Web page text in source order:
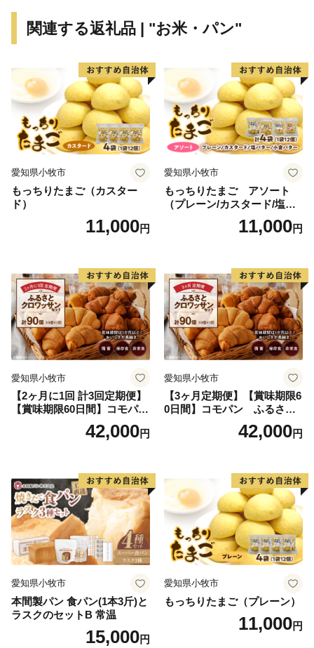
雪には一定の低温と湿気を保つ効果があることから、日
ています。さらに、雪は有害な雑菌の繁殖を抑えるな
ど、日本酒の製造に有益な効果をもたらします。
市内には髙千代酒造、青木酒造、八海醸造の3つの酒造
があり、大地にしみ込んだ大量の雪解け水はまろやかな
軟水となり、淡麗な酒を生み出します。
世界有数の豪雪地帯である南魚沼市には多くのウィンタ
ーリゾートがあり、大型ハーフパイプが設置されたスキ
スが大人気で、日本のみならず世界中からスキーヤーや
スノーボーダーが訪れます。
関連する返礼品 | "お米・パン"
愛知県小牧市
もっちりたまご（カスター
ド）
11,000円
愛知県小牧市
もっちりたまご アソート
（プレーン/カスタード/塩バ
ター/小倉バター）11,000円
愛知県小牧市
【2ヶ月に1回 計3回定期便】
【賞味期限60日間】コモパ
ン ふるさとクロワッサンセ
ット（計90個）／災害用備蓄
42,000円
愛知県小牧市
【3ヶ月定期便】【賞味期限6
0日間】コモパン ふるさと
クロワッサンセット（計90
個）／災害用備蓄 保存食 非
42,000円
愛知県小牧市
本間製パン 食パン(1本3斤)と
ラスクのセットB 常温
15,000円
愛知県小牧市
もっちりたまご（プレーン）
11,000円